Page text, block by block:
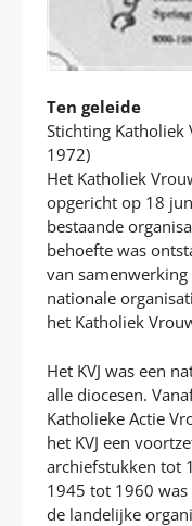
Ten geleide
Stichting Katholiek
1972)
Het Katholiek
opgericht op 18
bestaande
behoefte was
van
nationale
het Katholiek
Het KVJ was een
alle diocesen.
Katholieke Actie
het KVJ een
archiefstukken tot
1945 tot 1960 was
de landelijke